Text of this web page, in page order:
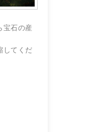
宝石の産
してくだ